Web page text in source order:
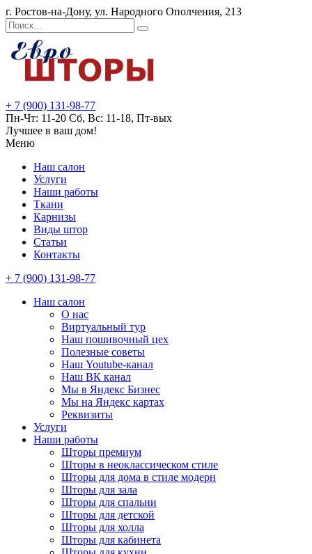
г. Ростов-на-Дону, ул. Народного Ополчения, 213
+ 7 (900) 131-98-77
Пн-Чт: 11-20 Сб, Вс: 11-18, Пт-вых
Лучшее в ваш дом!
Меню
Наш салон
Услуги
Наши работы
Ткани
Карнизы
Виды штор
Статьи
Контакты
+ 7 (900) 131-98-77
Наш салон
О нас
Виртуальный тур
Наш пошивочный цех
Полезные советы
Наш Youtube-канал
Наш ВК канал
Мы в Яндекс Бизнес
Мы на Яндекс картах
Реквизиты
Услуги
Наши работы
Шторы премиум
Шторы в неоклассическом стиле
Шторы для дома в стиле модерн
Шторы для зала
Шторы для спальни
Шторы для детской
Шторы для холла
Шторы для кабинета